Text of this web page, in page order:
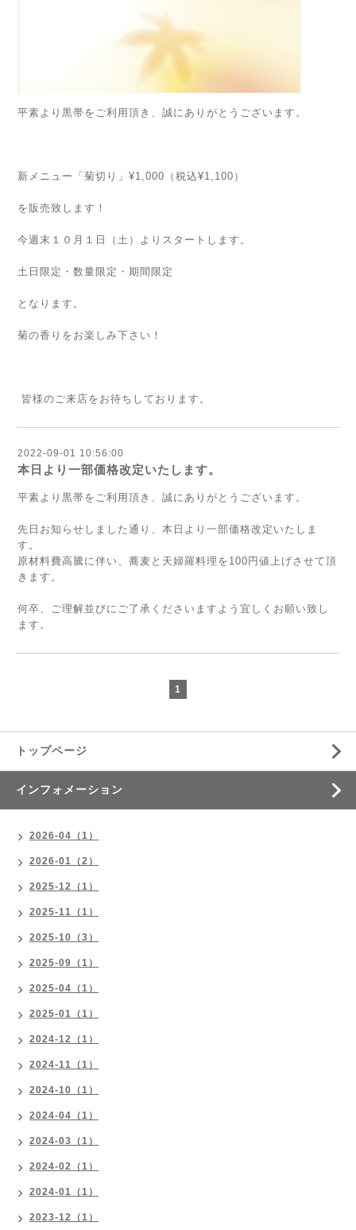
平素より黒帯をご利用頂き、誠にありがとうございます。
新メニュー「菊切り」¥1,000（税込¥1,100）
を販売致します！
今週末１０月１日（土）よりスタートします。
土日限定・数量限定・期間限定
となります。
菊の香りをお楽しみ下さい！
皆様のご来店をお待ちしております。
2022-09-01 10:56:00
本日より一部価格改定いたします。
平素より黒帯をご利用頂き、誠にありがとうございます。
先日お知らせしました通り、本日より一部価格改定いたしま
す。
原材料費高騰に伴い、蕎麦と天婦羅料理を100円値上げさせて頂
きます。
何卒、ご理解並びにご了承くださいますよう宜しくお願い致し
ます。
1
トップページ
インフォメーション
2026-04（1）
2026-01（2）
2025-12（1）
2025-11（1）
2025-10（3）
2025-09（1）
2025-04（1）
2025-01（1）
2024-12（1）
2024-11（1）
2024-10（1）
2024-04（1）
2024-03（1）
2024-02（1）
2024-01（1）
2023-12（1）